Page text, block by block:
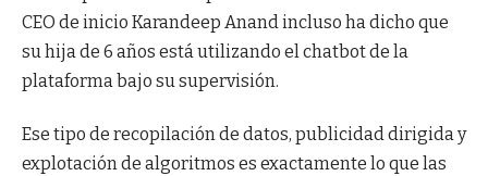
CEO de inicio Karandeep Anand incluso ha dicho que
su hija de 6 años está utilizando el chatbot de la
plataforma bajo su supervisión.
Ese tipo de recopilación de datos, publicidad dirigida y
explotación de algoritmos es exactamente lo que las